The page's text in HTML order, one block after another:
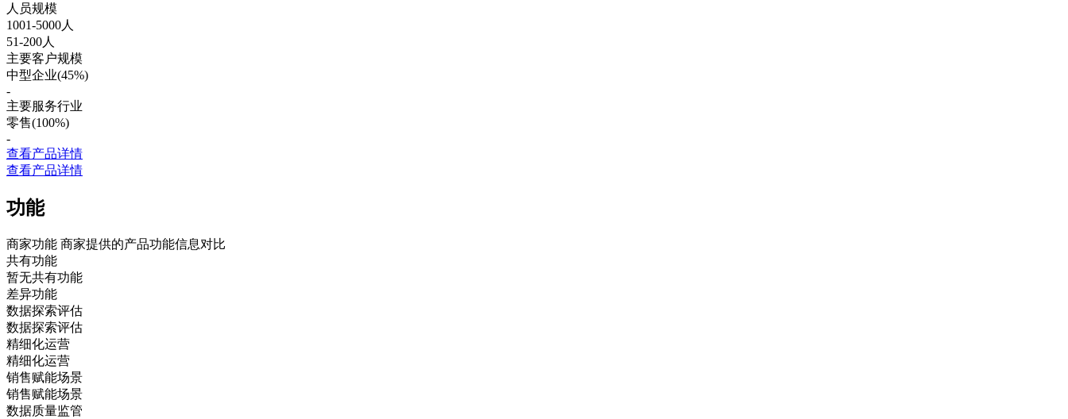
人员规模
1001-5000人
51-200人
主要客户规模
中型企业(45%)
-
主要服务行业
零售(100%)
-
查看产品详情
查看产品详情
功能
商家功能 商家提供的产品功能信息对比
共有功能
暂无共有功能
差异功能
数据探索评估
数据探索评估
精细化运营
精细化运营
销售赋能场景
销售赋能场景
数据质量监管